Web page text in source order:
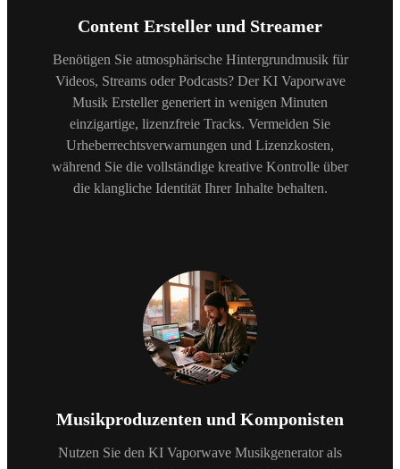
Content Ersteller und Streamer
Benötigen Sie atmosphärische Hintergrundmusik für
Videos, Streams oder Podcasts? Der KI Vaporwave
Musik Ersteller generiert in wenigen Minuten
einzigartige, lizenzfreie Tracks. Vermeiden Sie
Urheberrechtsverwarnungen und Lizenzkosten,
während Sie die vollständige kreative Kontrolle über
die klangliche Identität Ihrer Inhalte behalten.
Musikproduzenten und Komponisten
Nutzen Sie den KI Vaporwave Musikgenerator als